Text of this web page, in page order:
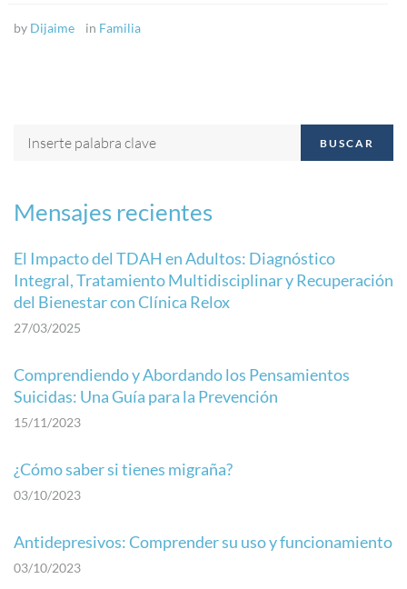
by Dijaime in Familia
BUSCAR
Mensajes recientes
El Impacto del TDAH en Adultos: Diagnóstico
Integral, Tratamiento Multidisciplinar y Recuperación
del Bienestar con Clínica Relox
27/03/2025
Comprendiendo y Abordando los Pensamientos
Suicidas: Una Guía para la Prevención
15/11/2023
¿Cómo saber si tienes migraña?
03/10/2023
Antidepresivos: Comprender su uso y funcionamiento
03/10/2023